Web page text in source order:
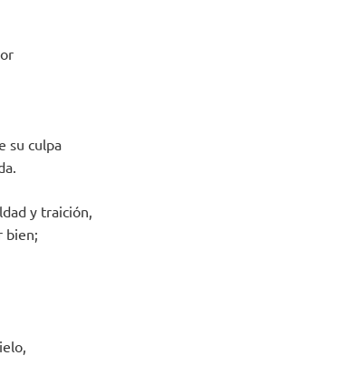
su culpa
y traición,
bien;